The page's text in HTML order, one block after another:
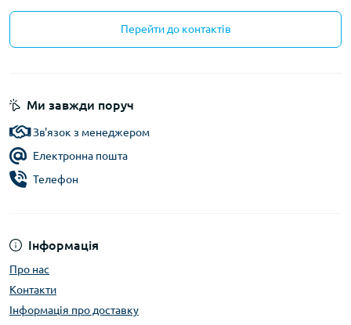
Перейти до контактів
Інформація
Про нас
Контакти
Інформація про доставку
Ми завжди поруч
Зв'язок з менеджером
Електронна пошта
Телефон